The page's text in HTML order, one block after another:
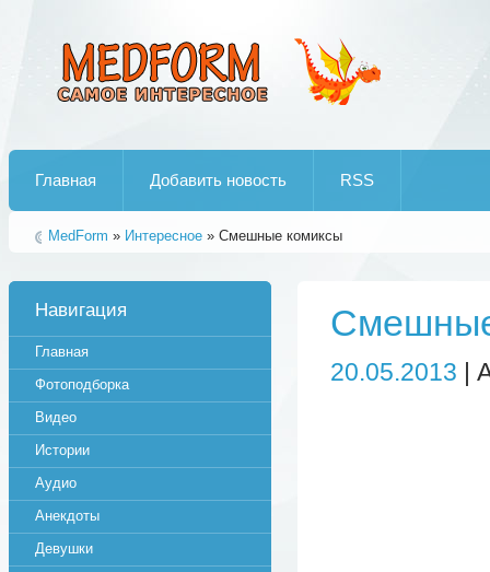
Главная Добавить новость RSS
MedForm » Интересное » Смешные комиксы
20.05.2013 |
Навигация
Главная
Фотоподборка
Видео
Истории
Аудио
Анекдоты
Девушки